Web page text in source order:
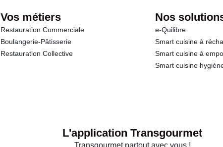
Vos métiers
Restauration Commerciale
Boulangerie-Pâtisserie
Restauration Collective
Nos
e-Quilibre
Smart cuisine à
Smart cuisine à
Smart cuisine
L'application Transgourmet
Transgourmet partout avec vous !